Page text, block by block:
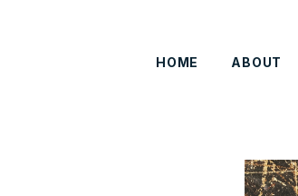
HOME ABOUT